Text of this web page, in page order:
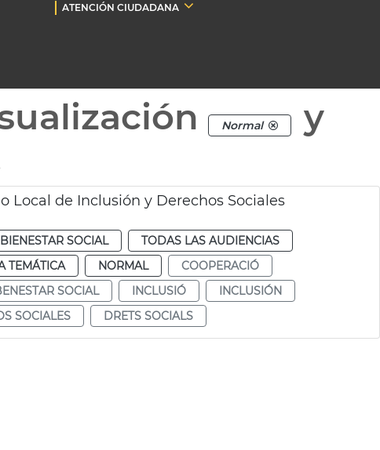
ATENCIÓN CIUDADANA
Normal
y
Local de Inclusión y Derechos Sociales
BIENESTAR SOCIAL
TODAS LAS AUDIENCIAS
TEMÁTICA NORMAL
COOPERACIÓ
SOCIAL INCLUSIÓ
INCLUSIÓN
SOCIALES DRETS SOCIALS